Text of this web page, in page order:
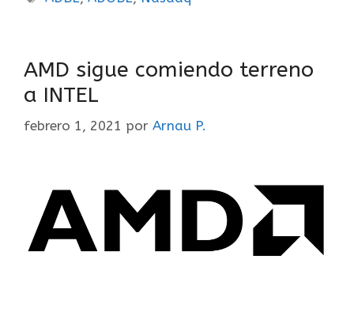
AMD sigue comiendo terreno
a INTEL
febrero 1, 2021 por Arnau P.